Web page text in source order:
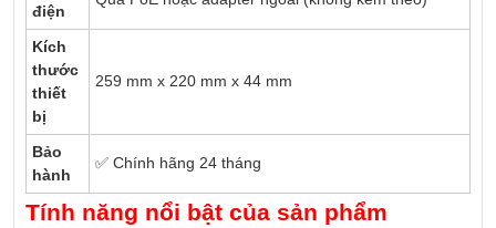
điện
Kích
thước
thiết
bị
259 mm x 220 mm x 44 mm
Bảo
hành
✅ Chính hãng 24 tháng
Tính năng nổi bật của sản phẩm